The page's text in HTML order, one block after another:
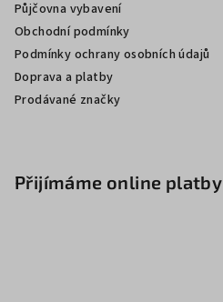
Půjčovna vybavení
Obchodní podmínky
Podmínky ochrany osobních údajů
Doprava a platby
Prodávané značky
Přijímáme online platby